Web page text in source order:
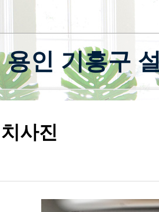
용인 기흥구
사진